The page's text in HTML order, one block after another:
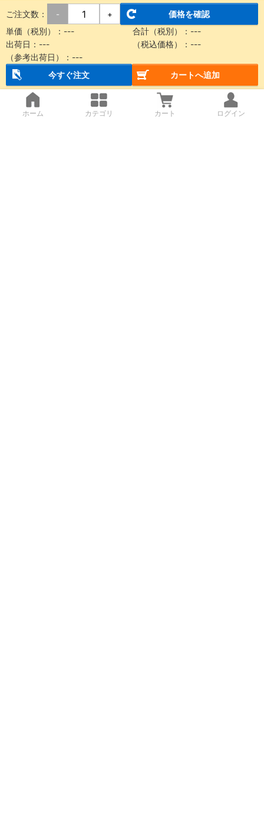
ご注文数： - +
価格を確認
単価（税別）： --- 合計（税別）： ---
出荷日： --- （税込価格）： ---
（参考出荷日）： ---
今すぐ注文
カートへ追加
ホーム カテゴリ カート ログイン